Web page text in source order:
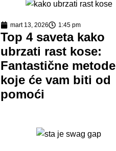
mart 13, 2026 1:45 pm
Top 4 saveta kako
ubrzati rast kose:
Fantastične metode
koje će vam biti od
pomoći